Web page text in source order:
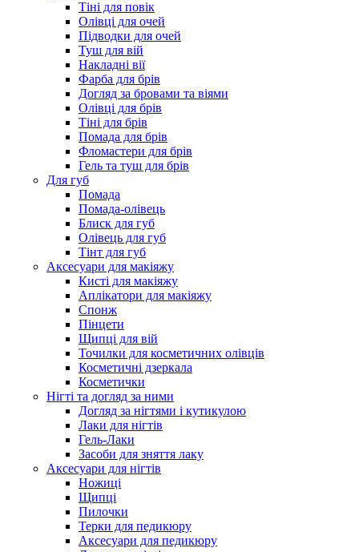
Тіні для повік
Олівці для очей
Підводки для очей
Туш для вій
Накладні вії
Фарба для брів
Догляд за бровами та віями
Олівці для брів
Тіні для брів
Помада для брів
Фломастери для брів
Гель та туш для брів
Для губ
Помада
Помада-олівець
Блиск для губ
Олівець для губ
Тінт для губ
Аксесуари для макіяжу
Кисті для макіяжу
Аплікатори для макіяжу
Спонж
Пінцети
Щипці для вій
Точилки для косметичних олівців
Косметичні дзеркала
Косметички
Нігті та догляд за ними
Догляд за нігтями і кутикулою
Лаки для нігтів
Гель-Лаки
Засоби для зняття лаку
Аксесуари для нігтів
Ножиці
Щипці
Пилочки
Терки для педикюру
Аксесуари для педикюру